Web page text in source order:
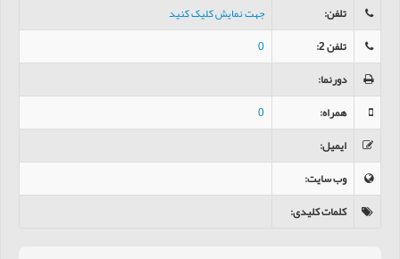
تلفن:
جهت نمایش کلیک کنید
تلفن 2 :
0
دورنما:
همراه:
0
ایمیل:
وب سایت:
کلمات کلیدی: